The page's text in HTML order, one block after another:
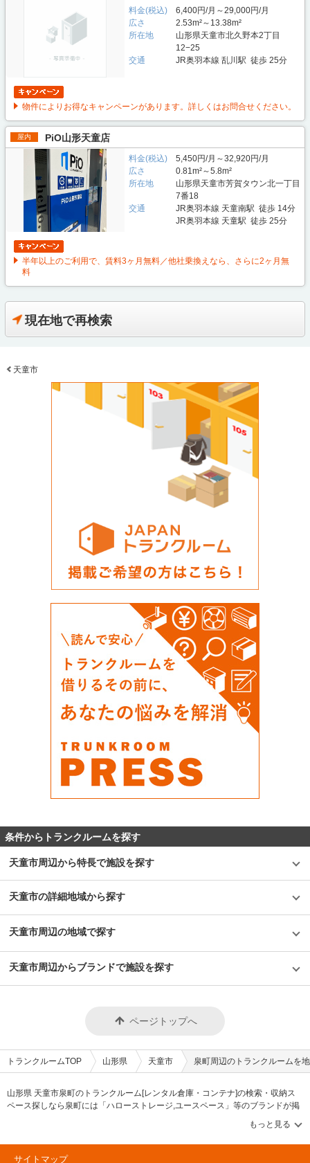
料金(税込)
6,400円/月～29,000円/月
広さ
2.53m²～13.38m²
所在地
山形県天童市北久野本2丁目
12−25
交通
JR奥羽本線 乱川駅 徒歩 25分
物件によりお得なキャンペーンがあります。詳しくはお問合せください。
屋内 PiO山形天童店
料金(税込)
5,450円/月～32,920円/月
広さ
0.81m²～5.8m²
所在地
山形県天童市芳賀タウン北一丁目
7番18
交通
JR奥羽本線 天童南駅 徒歩 14分
JR奥羽本線 天童駅 徒歩 25分
半年以上のご利用で、賃料3ヶ月無料／他社乗換えなら、さらに2ヶ月無
料
現在地で再検索
天童市
条件からトランクルームを探す
天童市周辺から特長で施設を探す
天童市の詳細地域から探す
天童市周辺の地域で探す
天童市周辺からブランドで施設を探す
ページトップへ
トランクルームTOP 山形県 天童市 泉町周辺のトランクルームを
山形県 天童市泉町のトランクルーム[レンタル倉庫・コンテナ]の検索・収納ス
ペース探しなら泉町には「ハローストレージ,ユースペース」等のブランドが掲
載されています。借りたい地域から探して、広さ・料金[賃料]・セキュリティ・
空調完備・24時間出し入れ可能などの希望条件で絞込み！豊富な物件数から
様々な方法でご希望の収納スペースを簡単に探せるトランクルーム情報サイト
です。泉町で気になるトランクルームを見つけたら、メールか電話でお問合せ
サイトマップ